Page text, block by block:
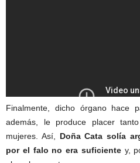
Finalmente, dicho órgano hace
además, le produce placer
mujeres. Así, Doña Cata solía
por el falo no era suficientey,